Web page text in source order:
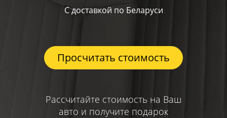
С доставкой по Беларуси
Просчитать стоимость
Рассчитайте стоимость на Ваш
авто и получите подарок